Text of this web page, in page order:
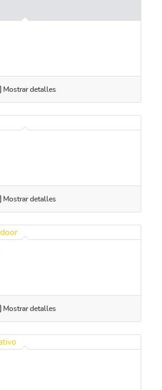
Mostrar detalles
Mostrar detalles
Mostrar detalles